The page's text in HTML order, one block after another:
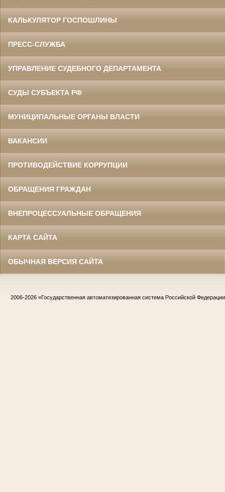
КАЛЬКУЛЯТОР ГОСПОШЛИНЫ
ПРЕСС-СЛУЖБА
УПРАВЛЕНИЕ СУДЕБНОГО ДЕПАРТАМЕНТА
СУДЫ СУБЪЕКТА РФ
МУНИЦИПАЛЬНЫЕ ОРГАНЫ ВЛАСТИ
ВАКАНСИИ
ПРОТИВОДЕЙСТВИЕ КОРРУПЦИИ
ОБРАЩЕНИЯ ГРАЖДАН
ВНЕПРОЦЕССУАЛЬНЫЕ ОБРАЩЕНИЯ
КАРТА САЙТА
ОБЫЧНАЯ ВЕРСИЯ САЙТА
2006-2026 «Государственная автоматизированная система Российской